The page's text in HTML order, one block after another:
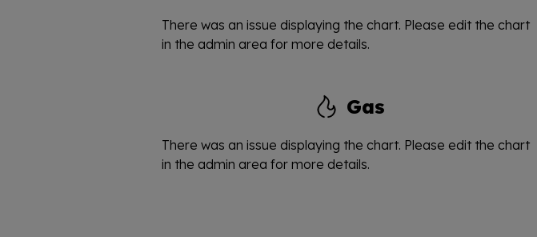
There was an issue displaying the chart. Please edit the chart
in the admin area for more details.
Gas
There was an issue displaying the chart. Please edit the chart
in the admin area for more details.